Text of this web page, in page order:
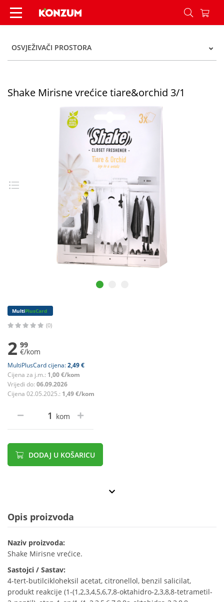
Shake Mirisne vrećice tiare&orchid 3/1 - Konzum
OSVJEŽIVAČI PROSTORA
Shake Mirisne vrećice tiare&orchid 3/1
MultiPlusCard
(0)
2 99
€/kom
MultiPlusCard cijena:2,49 €
Cijena za j.m.: 1,00 €/kom
Vrijedi do: 06.09.2026
Cijena 02.05.2025.: 1,49 €/kom
kom
DODAJ U KOŠARICU
Opis proizvoda
Naziv proizvoda:
Shake Mirisne vrećice.
Sastojci / Sastav:
4-tert-butilcikloheksil acetat, citronellol, benzil salicilat,
produkt reakcije (1-(1,2,3,4,5,6,7,8-oktahidro-2,3,8,8-tetrametil-